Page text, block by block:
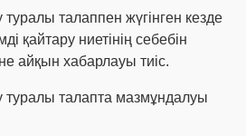
талаппен жүгінген кезде
қайтару ниетінің себебін
айқын хабарлауы тиіс.
туралы талапта мазмұндалуы